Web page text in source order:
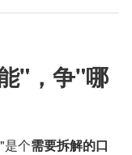
"，争"哪
是个需要拆解的口